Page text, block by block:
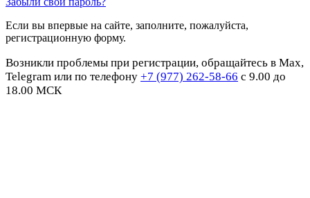
Если вы впервые на сайте, заполните, пожалуйста,
регистрационную форму.
Возникли проблемы при регистрации, обращайтесь в Max,
Telegram или по телефону +7 (977) 262-58-66 с 9.00 до
18.00 МСК